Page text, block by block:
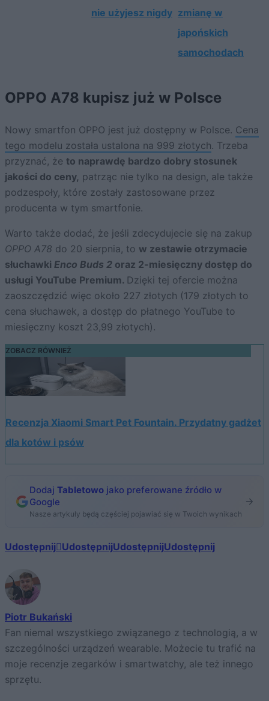
nie użyjesz nigdy zmianę w
japońskich
samochodach
OPPO A78 kupisz już w Polsce
Nowy smartfon OPPO jest już dostępny w Polsce. Cena
tego modelu została ustalona na 999 złotych. Trzeba
przyznać, że to naprawdę bardzo dobry stosunek
jakości do ceny, patrząc nie tylko na design, ale także
podzespoły, które zostały zastosowane przez
producenta w tym smartfonie.
Warto także dodać, że jeśli zdecydujecie się na zakup
OPPO A78 do 20 sierpnia, to w zestawie otrzymacie
słuchawki Enco Buds 2 oraz 2-miesięczny dostęp do
usługi YouTube Premium. Dzięki tej ofercie można
zaoszczędzić więc około 227 złotych (179 złotych to
cena słuchawek, a dostęp do płatnego YouTube to
miesięczny koszt 23,99 złotych).
ZOBACZ RÓWNIEŻ
Recenzja Xiaomi Smart Pet Fountain. Przydatny gadżet
dla kotów i psów
Dodaj Tabletowo jako preferowane źródło w
Google
Nasze artykuły będą częściej pojawiać się w Twoich wynikach
Udostępnij UdostępnijUdostępnijUdostępnij
Piotr Bukański
Fan niemal wszystkiego związanego z technologią, a w
szczególności urządzeń wearable. Możecie tu trafić na
moje recenzje zegarków i smartwatchy, ale też innego
sprzętu.